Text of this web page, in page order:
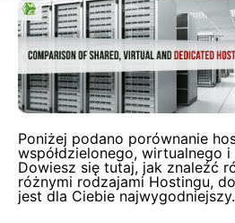
Poniżej podano porównanie
współdzielonego, wirtualnego
Dowiesz się tutaj, jak znaleźć
różnymi rodzajami Hostingu,
jest dla Ciebie najwygodniejszy.